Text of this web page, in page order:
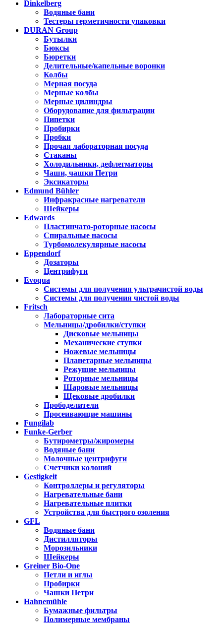
Dinkelberg
Водяные бани
Тестеры герметичности упаковки
DURAN Group
Бутылки
Бюксы
Бюретки
Делительные/капельные воронки
Колбы
Мерная посуда
Мерные колбы
Мерные цилиндры
Оборудование для фильтрации
Пипетки
Пробирки
Пробки
Прочая лабораторная посуда
Стаканы
Холодильники, дефлегматоры
Чаши, чашки Петри
Эксикаторы
Edmund Bühler
Инфракрасные нагреватели
Шейкеры
Edwards
Пластинчато-роторные насосы
Спиральные насосы
Турбомолекулярные насосы
Eppendorf
Дозаторы
Центрифуги
Evoqua
Системы для получения ультрачистой воды
Системы для получения чистой воды
Fritsch
Лабораторные сита
Мельницы/дробилки/ступки
Дисковые мельницы
Механические ступки
Ножевые мельницы
Планетарные мельницы
Режущие мельницы
Роторные мельницы
Шаровые мельницы
Щековые дробилки
Прободелители
Просеивающие машины
Fungilab
Funke-Gerber
Бутирометры/жиромеры
Водяные бани
Молочные центрифуги
Счетчики колоний
Gestigkeit
Контроллеры и регуляторы
Нагревательные бани
Нагревательные плитки
Устройства для быстрого озоления
GFL
Водяные бани
Дистилляторы
Морозильники
Шейкеры
Greiner Bio-One
Петли и иглы
Пробирки
Чашки Петри
Hahnemühle
Бумажные фильтры
Полимерные мембраны